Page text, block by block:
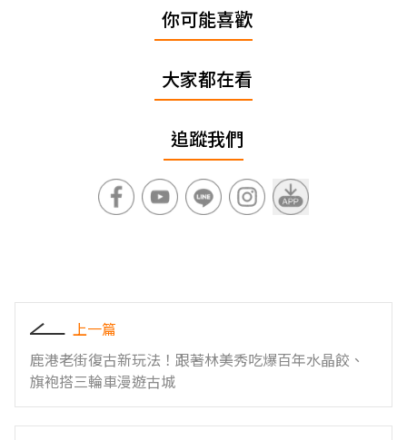
你可能喜歡
大家都在看
追蹤我們
上一篇
鹿港老街復古新玩法！跟著林美秀吃爆百年水晶餃、
旗袍搭三輪車漫遊古城